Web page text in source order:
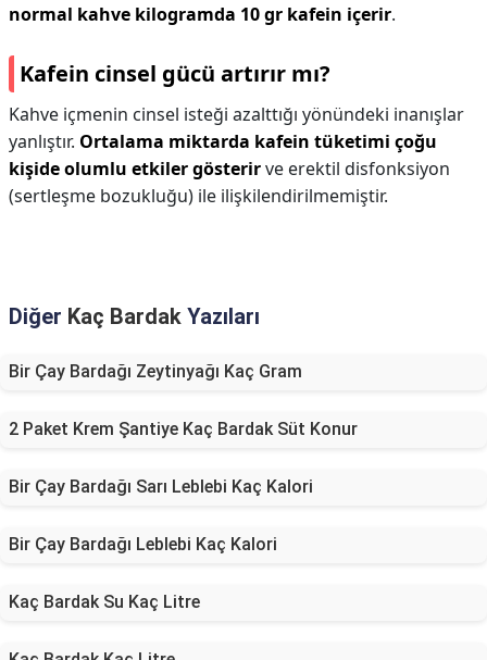
normal kahve kilogramda 10 gr kafein içerir.
Kafein cinsel gücü artırır mı?
Kahve içmenin cinsel isteği azalttığı yönündeki inanışlar
yanlıştır. Ortalama miktarda kafein tüketimi çoğu
kişide olumlu etkiler gösterirve erektil disfonksiyon
(sertleşme bozukluğu) ile ilişkilendirilmemiştir.
Diğer Kaç Bardak Yazıları
Bir Çay Bardağı Zeytinyağı Kaç Gram
2 Paket Krem Şantiye Kaç Bardak Süt Konur
Bir Çay Bardağı Sarı Leblebi Kaç Kalori
Bir Çay Bardağı Leblebi Kaç Kalori
Kaç Bardak Su Kaç Litre